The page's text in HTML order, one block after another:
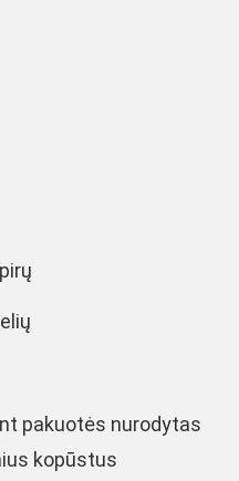
pakuotės nurodytas
kopūstus